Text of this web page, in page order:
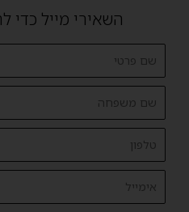
השאירי מייל כדי
FirstName
lastName
Phone
Email